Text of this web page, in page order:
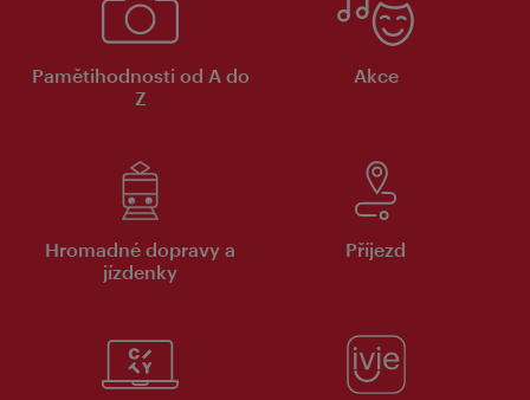
Pamětihodnosti od A do
Z
Akce
Hromadné dopravy a
jízdenky
Příjezd